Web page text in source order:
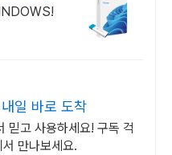
일 바로 도착
고 사용하세요! 구독 걱
만나보세요.